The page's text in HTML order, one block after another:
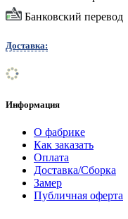
Банковский перевод
Доставка:
Информация
О фабрике
Как заказать
Оплата
Доставка/Сборка
Замер
Публичная оферта